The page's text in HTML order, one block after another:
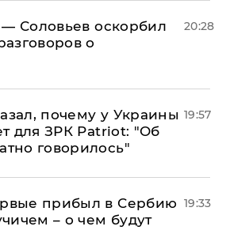
— Соловьев оскорбил
о
20:28
почему у Украины
для ЗРК Patriot: "Об
говорилось"
19:57
прибыл в Сербию
– о чем будут
19:33